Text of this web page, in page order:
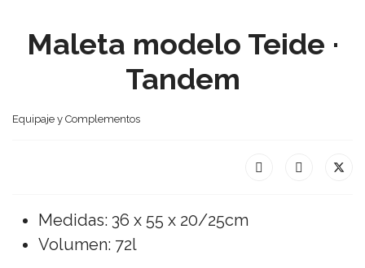
Maleta modelo Teide ·
Tandem
Equipaje y Complementos
Medidas: 36 x 55 x 20/25cm
Volumen: 72l